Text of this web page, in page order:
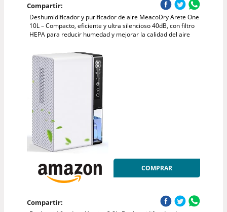
Compartir:
Deshumidificador y purificador de aire MeacoDry Arete One
10L – Compacto, eficiente y ultra silencioso 40dB, con filtro
HEPA para reducir humedad y mejorar la calidad del aire
COMPRAR
Compartir: